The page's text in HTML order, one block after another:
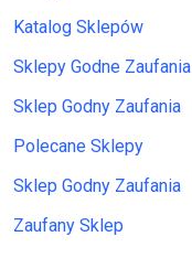
Katalog Sklepów
Sklepy Godne Zaufania
Sklep Godny Zaufania
Polecane Sklepy
Sklep Godny Zaufania
Zaufany Sklep